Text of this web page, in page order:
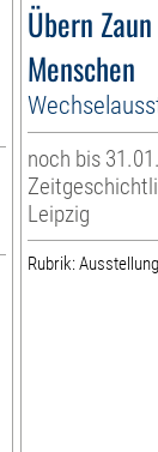
Übern
Menschen
noch bis
Leipzig
Rubrik: Ausstellung